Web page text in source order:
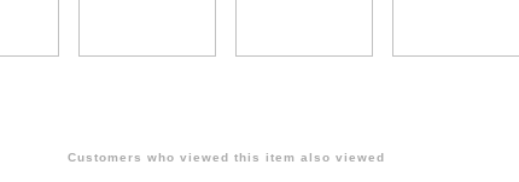
Customers who viewed this item also viewed